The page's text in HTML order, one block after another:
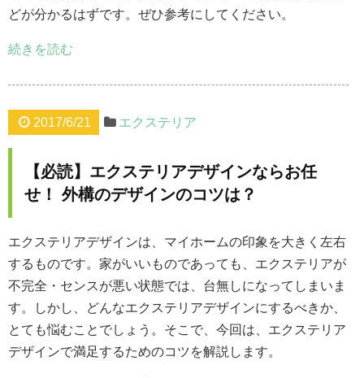
どが分かるはずです。ぜひ参考にしてください。
続きを読む
2017/6/21 エクステリア
【必読】エクステリアデザインならお任
せ！ 外構のデザインのコツは？
エクステリアデザインは、マイホームの印象を大きく左右
するものです。家がいいものであっても、エクステリアが
不完全・センスが悪い状態では、台無しになってしまいま
す。しかし、どんなエクステリアデザインにするべきか、
とても悩むことでしょう。そこで、今回は、エクステリア
デザインで満足するためのコツを解説します。